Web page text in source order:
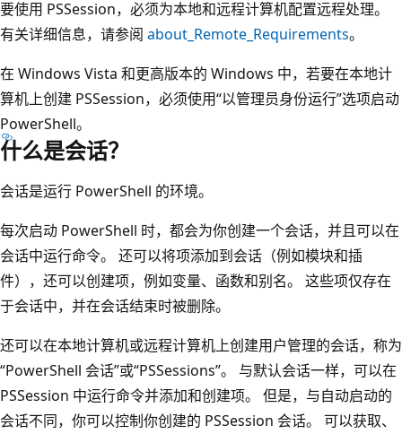
要使用 PSSession，必须为本地和远程计算机配置远程处理。
有关详细信息，请参阅 about_Remote_Requirements。
在 Windows Vista 和更高版本的 Windows 中，若要在本地计
算机上创建 PSSession，必须使用“以管理员身份运行”选项启动
PowerShell。
什么是会话？
会话是运行 PowerShell 的环境。
每次启动 PowerShell 时，都会为你创建一个会话，并且可以在
会话中运行命令。 还可以将项添加到会话（例如模块和插
件），还可以创建项，例如变量、函数和别名。 这些项仅存在
于会话中，并在会话结束时被删除。
还可以在本地计算机或远程计算机上创建用户管理的会话，称为
“PowerShell 会话”或“PSSessions”。 与默认会话一样，可以在
PSSession 中运行命令并添加和创建项。 但是，与自动启动的
会话不同，你可以控制你创建的 PSSession 会话。 可以获取、